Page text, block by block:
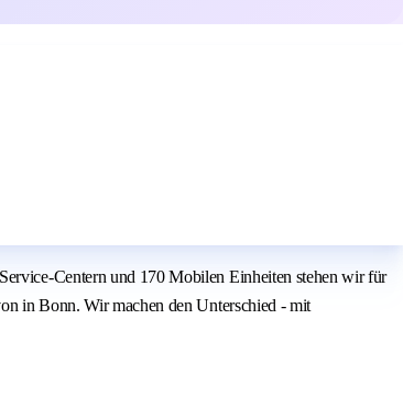
Centern und 170 Mobilen Einheiten stehen wir für
in Bonn. Wir machen den Unterschied - mit